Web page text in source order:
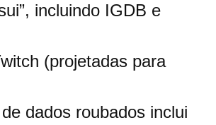
incluindo IGDB e
(projetadas para
dados roubados inclui